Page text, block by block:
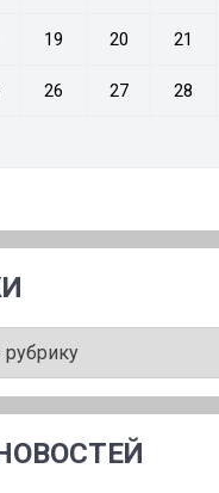
19 20 21
26 27 28